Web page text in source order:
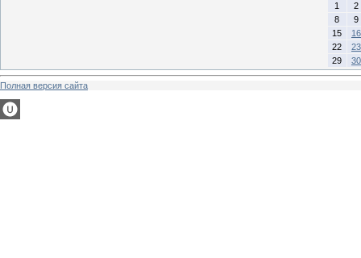
1
2
8
9
15
16
22
23
29
30
Полная версия сайта